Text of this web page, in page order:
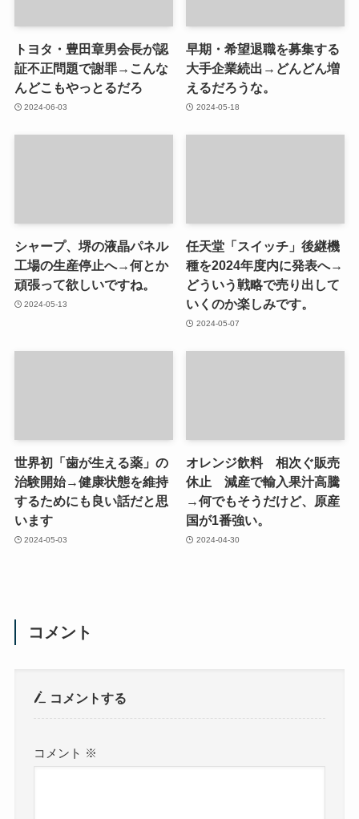
トヨタ・豊田章男会長が認
証不正問題で謝罪→こんな
んどこもやっとるだろ
2024-06-03
早期・希望退職を募集する
大手企業続出→どんどん増
えるだろうな。
2024-05-18
シャープ、堺の液晶パネル
工場の生産停止へ→何とか
頑張って欲しいですね。
2024-05-13
任天堂「スイッチ」後継機
種を2024年度内に発表へ→
どういう戦略で売り出して
いくのか楽しみです。
2024-05-07
世界初「歯が生える薬」の
治験開始→健康状態を維持
するためにも良い話だと思
います
2024-05-03
オレンジ飲料 相次ぐ販売
休止 減産で輸入果汁高騰
→何でもそうだけど、原産
国が1番強い。
2024-04-30
コメント
コメントする
コメント ※